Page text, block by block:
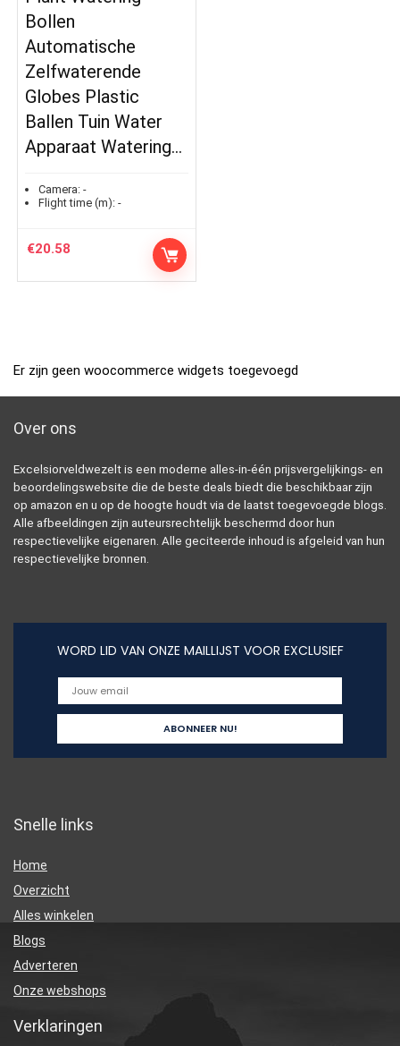
Bollen
Automatische
Zelfwaterende
Globes Plastic
Ballen Tuin Water
Apparaat Watering…
Camera: -
Flight time (m): -
€20.58
Er zijn geen woocommerce widgets toegevoegd
Over ons
Excelsiorveldwezelt is een moderne alles-in-één prijsvergelijkings- en
beoordelingswebsite die de beste deals biedt die beschikbaar zijn
op amazon en u op de hoogte houdt via de laatst toegevoegde blogs.
Alle afbeeldingen zijn auteursrechtelijk beschermd door hun
respectievelijke eigenaren. Alle geciteerde inhoud is afgeleid van hun
respectievelijke bronnen.
WORD LID VAN ONZE MAILLIJST VOOR EXCLUSIEF
Snelle links
Home
Overzicht
Alles winkelen
Blogs
Adverteren
Onze webshops
Verklaringen